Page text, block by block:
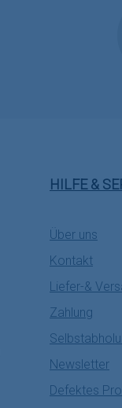
HILFE &
Über uns
Kontakt
Liefer-&
Zahlung
Newsletter
Defektes